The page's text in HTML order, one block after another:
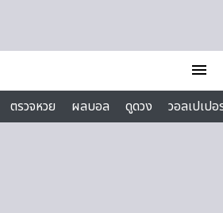
menu
ตรวจหวย ผลบอล ดูดวง
วอลเปเป